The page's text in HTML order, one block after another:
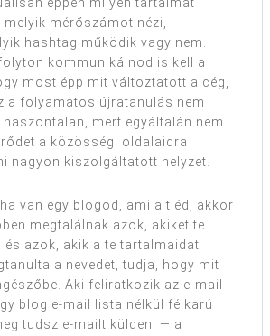
éppen milyen tartalmat
melyik mérőszámot nézi,
hashtag működik vagy nem.
kommunikálnod is kell a
most épp mit változtatott a cég,
a folyamatos újratanulás nem
mert egyáltalán nem
a közösségi oldalaidra
nagyon kiszolgáltatott helyzet.
van egy blogod, ami a tiéd, akkor
megtalálnak azok, akiket te
és azok, akik a te tartalmaidat
a nevedet, tudja, hogy mit
Aki feliratkozik az e-mail
blog e-mail lista nélkül félkarú
tudsz e-mailt küldeni — a